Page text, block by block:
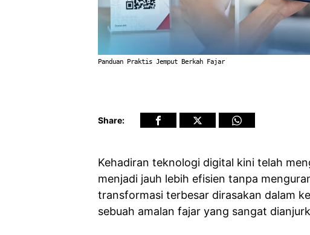
Panduan Praktis Jemput Berkah Fajar
Share:
Kehadiran teknologi digital kini telah
menjadi jauh lebih efisien tanpa
transformasi terbesar dirasakan dalam
sebuah amalan fajar yang sangat